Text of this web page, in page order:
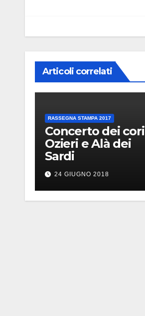
Articoli correlati
RASSEGNA STAMPA 2017
Concerto dei
Ozieri e Alà dei
Sardi
24 GIUGNO 2018